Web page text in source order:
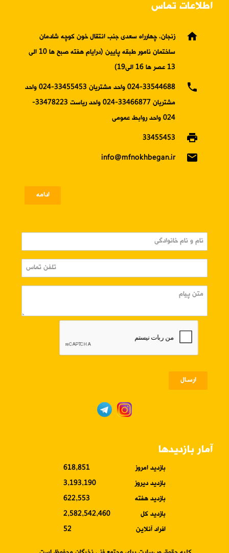
اطلاعات تماس
home
زنجان، چهارراه سعدی جنب انتقال خون کوچه شادمان
ساختمان نامور طبقه پایین (درایام هفته صبح ها 10 الی
13 عصر ها 16 الی19)
phone
024-33544688 واحد مشتریان 33455453-024 واحد
مشتریان 33466877-024 واحد ریاست 33478223-
024 واحد روابط عمومی
print
33455453
email
info@mfnokhbegan.ir
ادامه
ارسـال
آمار بازدیدها
بازدید امروز
618,851
بازدید دیروز
3,193,190
بازدید هفته
622,553
بازدید کل
2,582,542,460
افراد آنلاین
52